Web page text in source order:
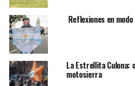
Reflexiones en
La Estrellita Culona:
motosierra